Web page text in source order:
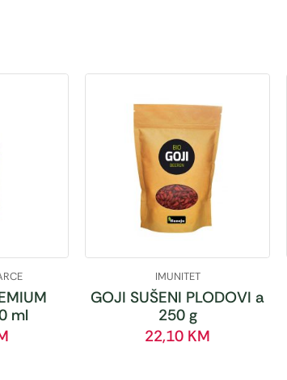
ml
IMUNITET
GOJI SUŠENI PLODOVI a
250 g
22,10 KM